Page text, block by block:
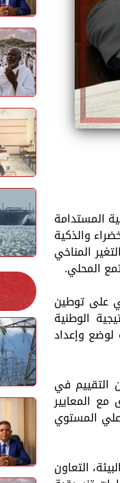
المستدامة
والذكية
المناخي
المحلي.
على توطين
الوطنية
لوضع وإعداد
التقييم في
المعايير
علي المستوي
التعاون